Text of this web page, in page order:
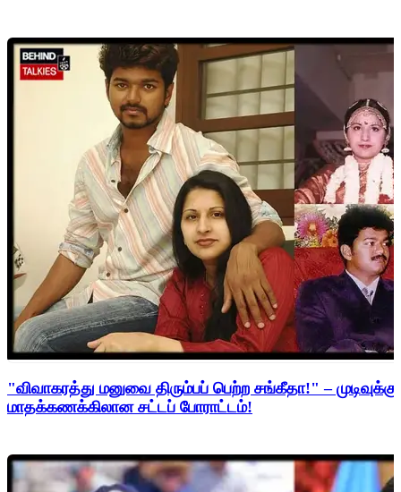
"விவாகரத்து மனுவை திரும்பப் பெற்ற சங்கீதா!" –
மாதக்கணக்கிலான சட்டப் போராட்டம்!